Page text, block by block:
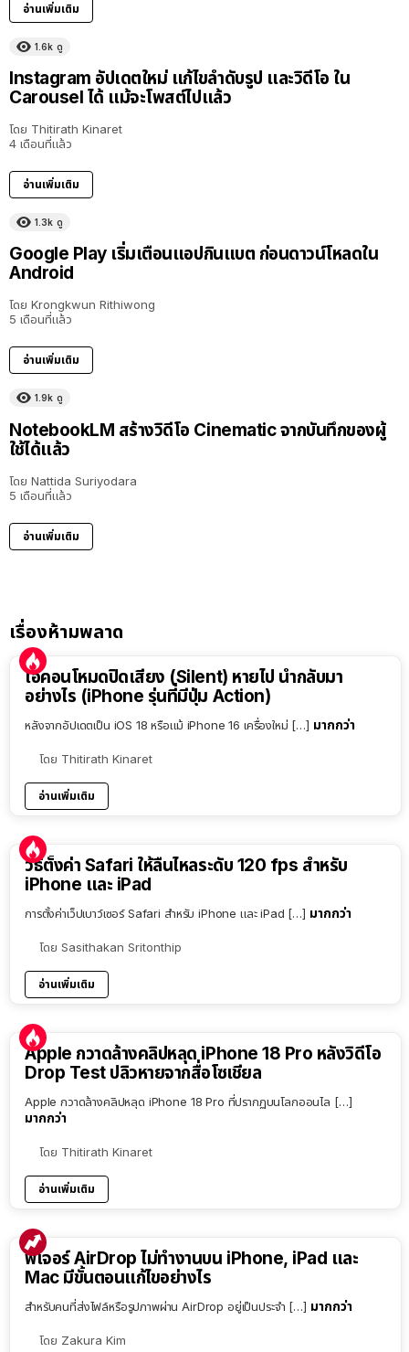
อ่านเพิ่มเติม
1.6k ดู
Instagram อัปเดตใหม่ แก้ไขลำดับรูป และวิดีโอ ใน
Carousel ได้ แม้จะโพสต์ไปแล้ว
โดย Thitirath Kinaret
4 เดือนที่แล้ว
อ่านเพิ่มเติม
1.3k ดู
Google Play เริ่มเตือนแอปกินแบต ก่อนดาวน์โหลดใน
Android
โดย Krongkwun Rithiwong
5 เดือนที่แล้ว
อ่านเพิ่มเติม
1.9k ดู
NotebookLM สร้างวิดีโอ Cinematic จากบันทึกของผู้
ใช้ได้แล้ว
โดย Nattida Suriyodara
5 เดือนที่แล้ว
อ่านเพิ่มเติม
เรื่องห้ามพลาด
ไอคอนโหมดปิดเสียง (Silent) หายไป นำกลับมา
อย่างไร (iPhone รุ่นที่มีปุ่ม Action)
หลังจากอัปเดตเป็น iOS 18 หรือแม้ iPhone 16 เครื่องใหม่ […] มากกว่า
โดย Thitirath Kinaret
อ่านเพิ่มเติม
วิธีตั้งค่า Safari ให้ลื่นไหลระดับ 120 fps สำหรับ
iPhone และ iPad
การตั้งค่าเว็ปเบาว์เซอร์ Safari สำหรับ iPhone และ iPad […] มากกว่า
โดย Sasithakan Sritonthip
อ่านเพิ่มเติม
Apple กวาดล้างคลิปหลุด iPhone 18 Pro หลังวิดีโอ
Drop Test ปลิวหายจากสื่อโซเชียล
Apple กวาดล้างคลิปหลุด iPhone 18 Pro ที่ปรากฏบนโลกออนไล […]
มากกว่า
โดย Thitirath Kinaret
อ่านเพิ่มเติม
ฟีเจอร์ AirDrop ไม่ทำงานบน iPhone, iPad และ
Mac มีขั้นตอนแก้ไขอย่างไร
สำหรับคนที่ส่งไฟล์หรือรูปภาพผ่าน AirDrop อยู่เป็นประจำ […] มากกว่า
โดย Zakura Kim